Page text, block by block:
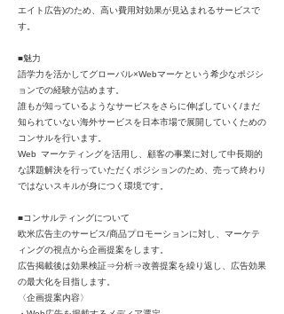
エイト広告)のため、高い費用対効果が見込まれるサービスで
す。
■魅力
語学力を活かしてグローバル×Webマーケという希少なポジシ
ョンでの経験が詰めます。
誰もが知っているようなサービスをさらに伸ばしていく/まだ
知られていない海外サービスを日本市場で展開していくための
コンサルを行います。
Web マーケティングを活用し、顧客の事業に対して中長期的
な課題解決を行っていただくポジションのため、売って終わり
ではないスキルが身につく環境です。
■コンサルティングについて
欧米広告主のサービス/商品プロモーションに対し、マーケテ
ィングの視点から企画提案をします。
広告掲載後は効果検証⇒分析⇒改善提案を繰り返し、広告効果
の最大化を目指します。
〈企画提案内容〉